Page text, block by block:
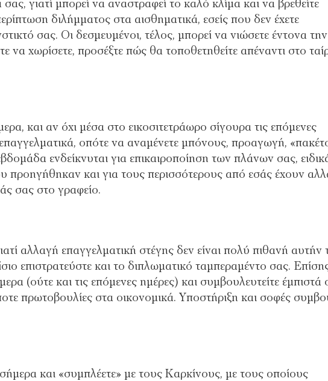
γιατί μπορεί να αναστραφεί το καλό κλίμα και να βρεθείτε
διλήμματος στα αισθηματικά, εσείς που δεν έχετε
σας. Οι δεσμευμένοι, τέλος, μπορεί να νιώσετε έντονα την
να χωρίσετε, προσέξτε πώς θα τοποθετηθείτε απέναντι στο
και αν όχι μέσα στο εικοσιτετράωρο σίγουρα τις επόμενες
οπότε να αναμένετε μπόνους, προαγωγή,
ενδείκνυται για επικαιροποίηση των πλάνων σας,
προηγήθηκαν και για τους περισσότερους από εσάς έχουν
σας στο γραφείο.
αλλαγή επαγγελματική στέγης δεν είναι πολύ πιθανή αυτήν
επιστρατεύστε και το διπλωματικό ταμπεραμέντο σας.
(ούτε και τις επόμενες ημέρες) και συμβουλευτείτε έμπιστά
πρωτοβουλίες στα οικονομικά. Υποστήριξη και σοφές
και «συμπλέετε» με τους Καρκίνους, με τους οποίους